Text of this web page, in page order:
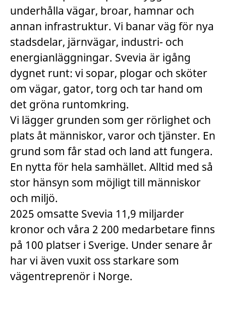
underhålla vägar, broar, hamnar och
annan infrastruktur. Vi banar väg för nya
stadsdelar, järnvägar, industri- och
energianläggningar. Svevia är igång
dygnet runt: vi sopar, plogar och sköter
om vägar, gator, torg och tar hand om
det gröna runtomkring.
Vi lägger grunden som ger rörlighet och
plats åt människor, varor och tjänster. En
grund som får stad och land att fungera.
En nytta för hela samhället. Alltid med så
stor hänsyn som möjligt till människor
och miljö.
2025 omsatte Svevia 11,9 miljarder
kronor och våra 2 200 medarbetare finns
på 100 platser i Sverige. Under senare år
har vi även vuxit oss starkare som
vägentreprenör i Norge.